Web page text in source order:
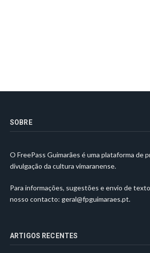
SOBRE
O FreePass Guimarães é uma plataforma de
divulgação da cultura vimaranense.
Para informações, sugestões e envio de
nosso contacto: geral@fpguimaraes.pt.
ARTIGOS RECENTES